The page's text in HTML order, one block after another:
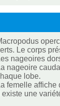
Le corps
nageoires
nageoire
lobe.
femelle
Il existe une